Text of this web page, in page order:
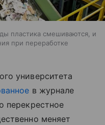
пластика смешиваются, и
при переработке
университета
в журнале
перекрестное
меняет